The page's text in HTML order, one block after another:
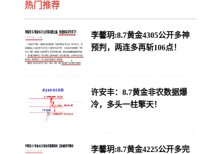
热门推荐
李馨玥:8.7黄金4305公开多神
预判，两连多再斩106点！
许安丰：8.7黄金非农数据爆
冷，多头一柱擎天！
李馨玥:8.7黄金4225公开多完